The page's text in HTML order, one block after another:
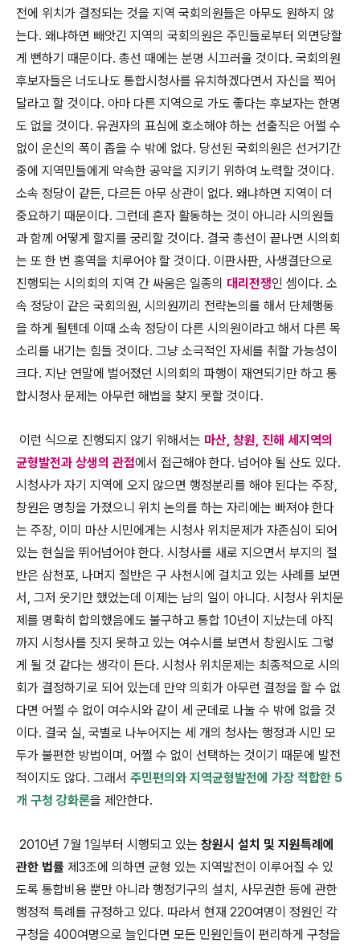
전에 위치가 결정되는 것을 지역 국회의원들은 아무도 원하지 않
는다. 왜냐하면 빼앗긴 지역의 국회의원은 주민들로부터 외면당할
게 뻔하기 때문이다. 총선 때에는 분명 시끄러울 것이다. 국회의원
후보자들은 너도나도 통합시청사를 유치하겠다면서 자신을 찍어
달라고 할 것이다. 아마 다른 지역으로 가도 좋다는 후보자는 한명
도 없을 것이다. 유권자의 표심에 호소해야 하는 선출직은 어쩔 수
없이 운신의 폭이 좁을 수 밖에 없다. 당선된 국회의원은 선거기간
중에 지역민들에게 약속한 공약을 지키기 위하여 노력할 것이다.
소속 정당이 같든, 다르든 아무 상관이 없다. 왜냐하면 지역이 더
중요하기 때문이다. 그런데 혼자 활동하는 것이 아니라 시의원들
과 함께 어떻게 할지를 궁리할 것이다. 결국 총선이 끝나면 시의회
는 또 한 번 홍역을 치루어야 할 것이다. 이판사판, 사생결단으로
진행되는 시의회의 지역 간 싸움은 일종의 대리전쟁인 셈이다. 소
속 정당이 같은 국회의원, 시의원끼리 전략논의를 해서 단체행동
을 하게 될텐데 이때 소속 정당이 다른 시의원이라고 해서 다른 목
소리를 내기는 힘들 것이다. 그냥 소극적인 자세를 취할 가능성이
크다. 지난 연말에 벌어졌던 시의회의 파행이 재연되기만 하고 통
합시청사 문제는 아무런 해법을 찾지 못할 것이다.
이런 식으로 진행되지 않기 위해서는 마산, 창원, 진해 세지역의
균형발전과 상생의 관점에서 접근해야 한다. 넘어야 될 산도 있다.
시청사가 자기 지역에 오지 않으면 행정분리를 해야 된다는 주장,
창원은 명칭을 가졌으니 위치 논의를 하는 자리에는 빠져야 한다
는 주장, 이미 마산 시민에게는 시청사 위치문제가 자존심이 되어
있는 현실을 뛰어넘어야 한다. 시청사를 새로 지으면서 부지의 절
반은 삼천포, 나머지 절반은 구 사천시에 걸치고 있는 사례를 보면
서, 그저 웃기만 했었는데 이제는 남의 일이 아니다. 시청사 위치문
제를 명확히 합의했음에도 불구하고 통합 10년이 지났는데 아직
까지 시청사를 짓지 못하고 있는 여수시를 보면서 창원시도 그렇
게 될 것 같다는 생각이 든다. 시청사 위치문제는 최종적으로 시의
회가 결정하기로 되어 있는데 만약 의회가 아무런 결정을 할 수 없
다면 어쩔 수 없이 여수시와 같이 세 군데로 나눌 수 밖에 없을 것
이다. 결국 실, 국별로 나누어지는 세 개의 청사는 행정과 시민 모
두가 불편한 방법이며, 어쩔 수 없이 선택하는 것이기 때문에 발전
적이지도 않다. 그래서 주민편의와 지역균형발전에 가장 적합한 5
개 구청 강화론을 제안한다.
2010년 7월 1일부터 시행되고 있는 창원시 설치 및 지원특례에
관한 법률 제3조에 의하면 균형 있는 지역발전이 이루어질 수 있
도록 통합비용 뿐만 아니라 행정기구의 설치, 사무권한 등에 관한
행정적 특례를 규정하고 있다. 따라서 현재 220여명이 정원인 각
구청을 400여명으로 늘인다면 모든 민원인들이 편리하게 구청을